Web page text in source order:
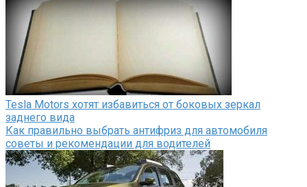
Tesla Motors хотят избавиться от боковых зеркал
заднего вида
Как правильно выбрать антифриз для автомобиля
советы и рекомендации для водителей